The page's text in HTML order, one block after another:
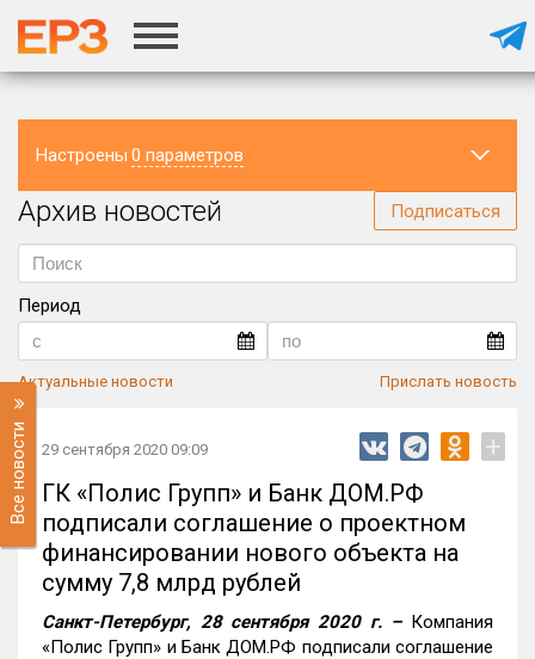
Настроены 0 параметров
Регион
Архив новостей Подписаться
Период
Актуальные новости Прислать новость
Все новости 29 сентября 2020 09:09 +
ГК «Полис Групп» и Банк ДОМ.РФ
подписали соглашение о проектном
финансировании нового объекта на
сумму 7,8 млрд рублей
Санкт-Петербург, 28 сентября 2020 г. –Компания
«Полис Групп» и Банк ДОМ.РФ подписали соглашение